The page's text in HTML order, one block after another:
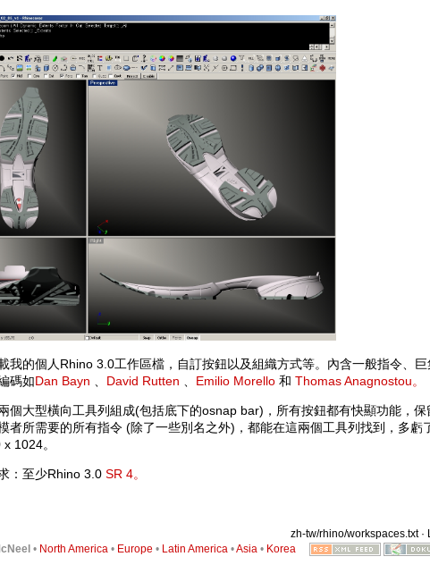
我的個人Rhino 3.0工作區檔，自訂按鈕以及組織方式等。內含一般指令、
碼如Dan Bayn David Rutten Emilio Morello 和 Thomas Anagnostou。
個大型橫向工具列組成(包括底下的osnap bar)，所有按鈕都有快顯功能，保
者所需要的所有指令 (除了一些別名之外)，都能在這兩個工具列找到，多虧
1024。
：至少Rhino 3.0 SR 4。
zh-tw/rhino/workspaces.txt·
• North America• Europe • Latin America•Asia• Korea